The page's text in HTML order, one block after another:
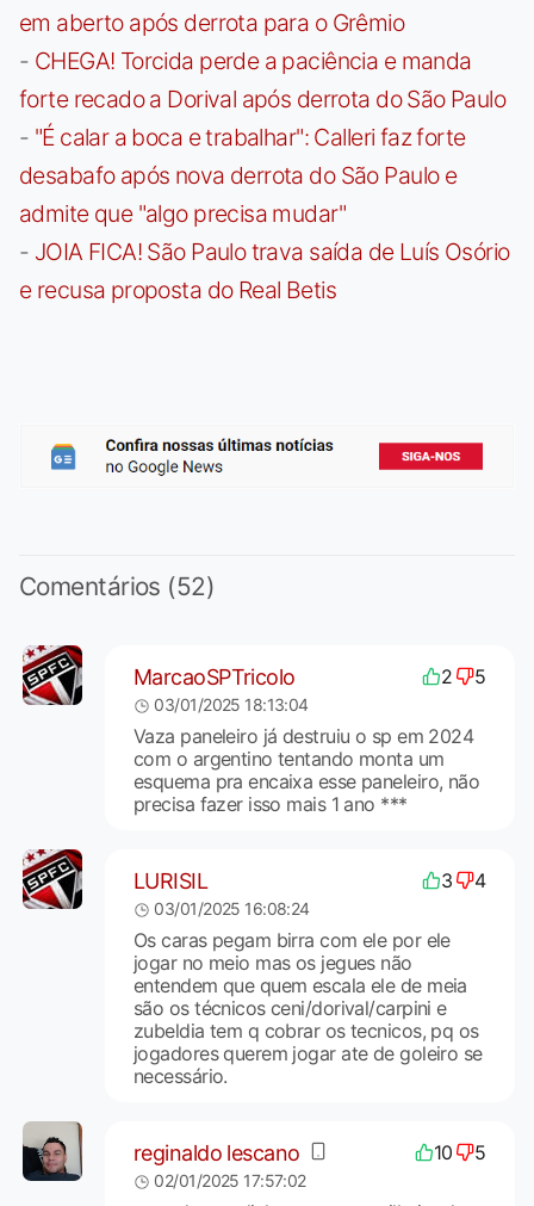
em aberto após derrota para o Grêmio
- CHEGA! Torcida perde a paciência e manda
forte recado a Dorival após derrota do São Paulo
- "É calar a boca e trabalhar": Calleri faz forte
desabafo após nova derrota do São Paulo e
admite que "algo precisa mudar"
- JOIA FICA! São Paulo trava saída de Luís Osório
e recusa proposta do Real Betis
Comentários (52)
MarcaoSPTricolo 2 5
03/01/2025 18:13:04
Vaza paneleiro já destruiu o sp em 2024
com o argentino tentando monta um
esquema pra encaixa esse paneleiro, não
precisa fazer isso mais 1 ano ***
LURISIL 3 4
03/01/2025 16:08:24
Os caras pegam birra com ele por ele
jogar no meio mas os jegues não
entendem que quem escala ele de meia
são os técnicos ceni/dorival/carpini e
zubeldia tem q cobrar os tecnicos, pq os
jogadores querem jogar ate de goleiro se
necessário.
reginaldo lescano 10 5
02/01/2025 17:57:02